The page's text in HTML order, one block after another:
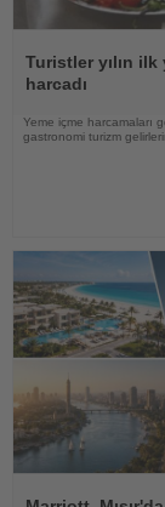
Oku
Turistler yılın ilk
harcadı
Yeme içme harcamaları
gastronomi turizm
Oku